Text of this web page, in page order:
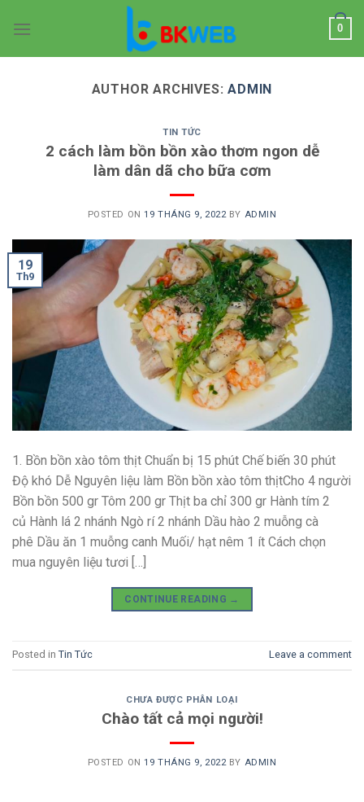
0
AUTHOR ARCHIVES:ADMIN
TIN TỨC
2 cách làm bồn bồn xào thơm ngon dễ
làm dân dã cho bữa cơm
POSTED ON19 THÁNG 9, 2022 BY ADMIN
19
Th9
1. Bồn bồn xào tôm thịt Chuẩn bị 15 phút Chế biến 30 phút
Độ khó Dễ Nguyên liệu làm Bồn bồn xào tôm thịtCho 4 người
Bồn bồn 500 gr Tôm 200 gr Thịt ba chỉ 300 gr Hành tím 2
củ Hành lá 2 nhánh Ngò rí 2 nhánh Dầu hào 2 muỗng cà
phê Dầu ăn 1 muỗng canh Muối/ hạt nêm 1 ít Cách chọn
mua nguyên liệu tươi […]
CONTINUE READING →
Posted in Tin Tức Leave a comment
CHƯA ĐƯỢC PHÂN LOẠI
Chào tất cả mọi người!
POSTED ON19 THÁNG 9, 2022BY ADMIN